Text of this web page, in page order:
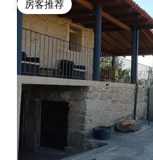
房客推荐
房客推荐